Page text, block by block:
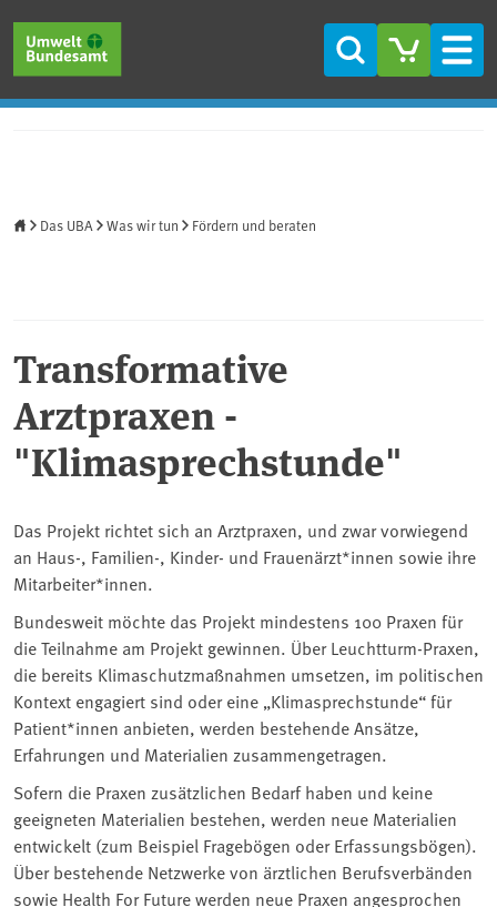
Suche
Das UBA Was wir tun Fördern und beraten
Transformative
Arztpraxen -
"Klimasprechstunde"
Das Projekt richtet sich an Arztpraxen, und zwar vorwiegend
an Haus-, Familien-, Kinder- und Frauenärzt*innen sowie ihre
Mitarbeiter*innen.
Bundesweit möchte das Projekt mindestens 100 Praxen für
die Teilnahme am Projekt gewinnen. Über Leuchtturm-Praxen,
die bereits Klimaschutzmaßnahmen umsetzen, im politischen
Kontext engagiert sind oder eine „Klimasprechstunde“ für
Patient*innen anbieten, werden bestehende Ansätze,
Erfahrungen und Materialien zusammengetragen.
Sofern die Praxen zusätzlichen Bedarf haben und keine
geeigneten Materialien bestehen, werden neue Materialien
entwickelt (zum Beispiel Fragebögen oder Erfassungsbögen).
Über bestehende Netzwerke von ärztlichen Berufsverbänden
sowie Health For Future werden neue Praxen angesprochen